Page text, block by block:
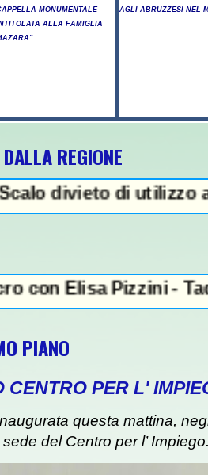
MONUMENTALE
ALLA FAMIGLIA
AGLI ABRUZZESI NEL
REGIONE
di utilizzo acqua
Pizzini -
PIANO
CENTRO PER L'
questa mattina,
del Centro per l’